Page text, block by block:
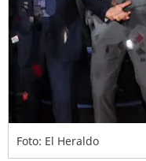
Foto: El Heraldo